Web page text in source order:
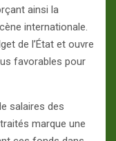
ainsi la
internationale.
de l’État et ouvre
favorables pour
salaires des
marque une